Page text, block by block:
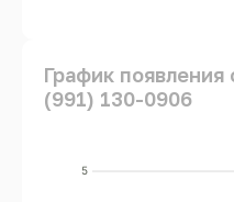
График
(991) 130-0906
5